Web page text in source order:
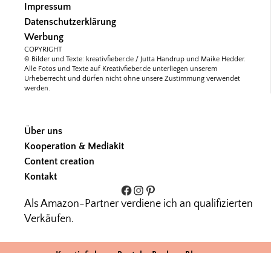
Impressum
Datenschutzerklärung
Werbung
COPYRIGHT
© Bilder und Texte: kreativfieber.de / Jutta Handrup und Maike Hedder.
Alle Fotos und Texte auf Kreativfieber.de unterliegen unserem
Urheberrecht und dürfen nicht ohne unsere Zustimmung verwendet
werden.
Über uns
Kooperation & Mediakit
Content creation
Kontakt
Facebook
Instagram
Pinterest
Als Amazon-Partner verdiene ich an qualifizierten
Verkäufen.